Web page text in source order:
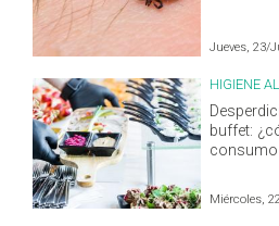
Jueves, 23/
HIGIENE
buffet:
Miércoles,